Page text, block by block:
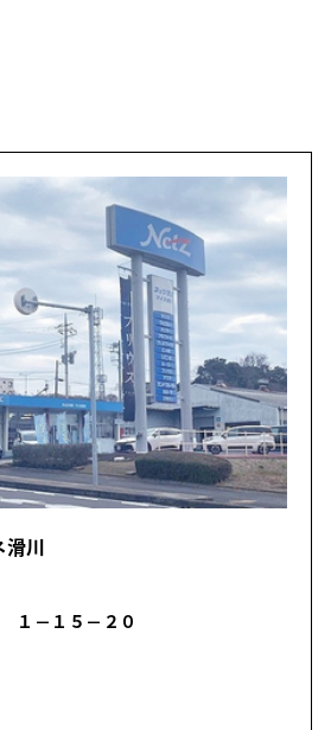
川
１－１５－２０